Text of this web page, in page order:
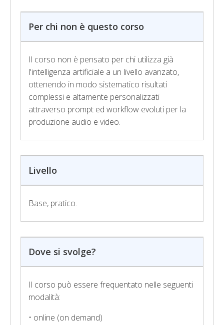
Per chi non è questo corso
Il corso non è pensato per chi utilizza già
l'intelligenza artificiale a un livello avanzato,
ottenendo in modo sistematico risultati
complessi e altamente personalizzati
attraverso prompt ed workflow evoluti per la
produzione audio e video.
Livello
Base, pratico.
Dove si svolge?
Il corso può essere frequentato nelle seguenti
modalità:
• online (on demand)